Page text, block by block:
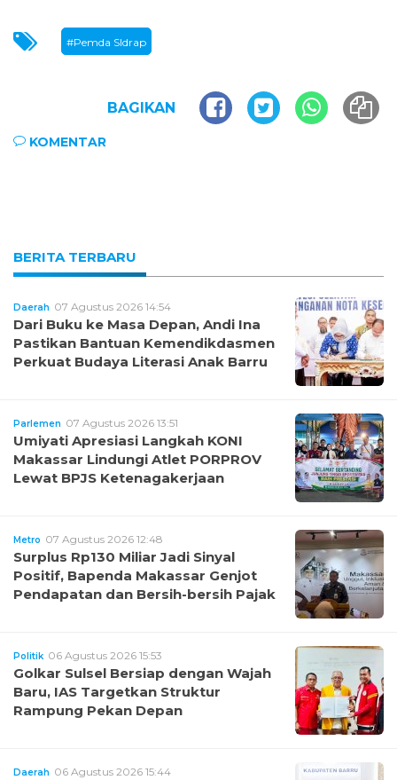
#Pemda SIdrap
BAGIKAN
KOMENTAR
BERITA TERBARU
Daerah 07 Agustus 2026 14:54
Dari Buku ke Masa Depan, Andi Ina
Pastikan Bantuan Kemendikdasmen
Perkuat Budaya Literasi Anak Barru
Parlemen 07 Agustus 2026 13:51
Umiyati Apresiasi Langkah KONI
Makassar Lindungi Atlet PORPROV
Lewat BPJS Ketenagakerjaan
Metro 07 Agustus 2026 12:48
Surplus Rp130 Miliar Jadi Sinyal
Positif, Bapenda Makassar Genjot
Pendapatan dan Bersih-bersih Pajak
Politik 06 Agustus 2026 15:53
Golkar Sulsel Bersiap dengan Wajah
Baru, IAS Targetkan Struktur
Rampung Pekan Depan
Daerah 06 Agustus 2026 15:44